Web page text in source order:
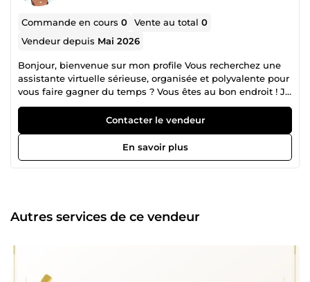
Commande en cours0 Vente au total0
Vendeur depuis Mai 2026
Bonjour, bienvenue sur mon profile Vous recherchez une
assistante virtuelle sérieuse, organisée et polyvalente pour
vous faire gagner du temps ? Vous êtes au bon endroit ! Je
mets mes compétences à votre service pour vous
accompagner dans vos tâches administratives,
rédactionnelles et créatives. ✅ Mes services : 🖥️ Assistance
virtuelle : gestion de tâches administratives, organisation,
recherche web, suivi de documents. ⌨️ Saisie de données :
publications web. 🌍 Traduction : français ↔ anglais, avec
un texte clair et naturel. 🍽️ Création de menus et recettes :
fluide Confidentialité garantie Satisfaction client au cœur
Contacter le vendeur
En savoir plus
Autres services de ce vendeur